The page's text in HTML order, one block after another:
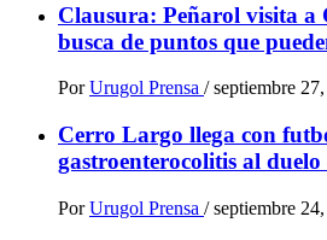
Clausura: Peñarol visita a
busca de puntos que
Por Urugol Prensa / septiembre
Cerro Largo llega con
gastroenterocolitis al
Por Urugol Prensa / septiembre